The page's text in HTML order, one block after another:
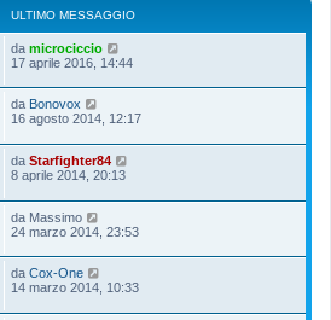
ULTIMO MESSAGGIO
da microciccio
17 aprile 2016, 14:44
da Bonovox
16 agosto 2014, 12:17
da Starfighter84
8 aprile 2014, 20:13
da Massimo
24 marzo 2014, 23:53
da Cox-One
14 marzo 2014, 10:33